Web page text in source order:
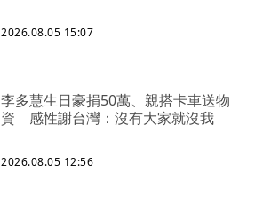
2026.08.05 15:07
李多慧生日豪捐50萬、親搭卡車送物
資 感性謝台灣：沒有大家就沒我
2026.08.05 12:56